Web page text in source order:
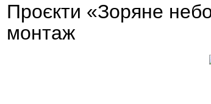
Проєкти «Зоряне
монтаж